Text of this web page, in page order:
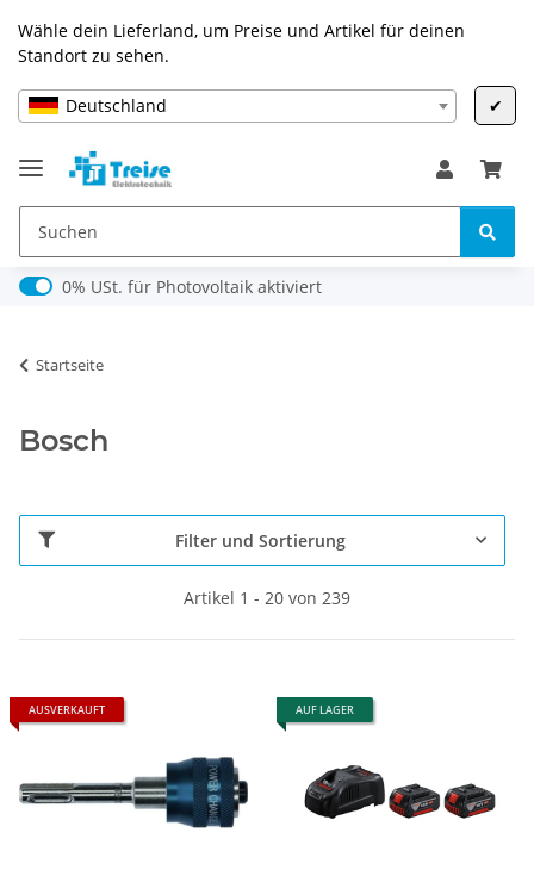
Wähle dein Lieferland, um Preise und Artikel für deinen
Standort zu sehen.
Deutschland ✔
0% USt. für Photovoltaik (§ 12 Abs. 3 UStG)
0% USt. für Photovoltaik aktiviert
Startseite
Bosch
Filter und Sortierung
Artikel 1 - 20 von 239
AUSVERKAUFT AUF LAGER